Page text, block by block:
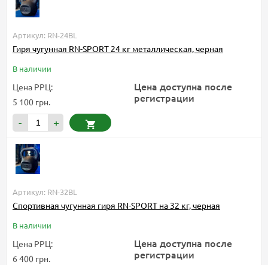
Артикул: RN-24BL
Гиря чугунная RN-SPORT 24 кг металлическая, черная
В наличии
Цена РРЦ:
5 100 грн.
Цена доступна после
регистрации
- +
Артикул: RN-32BL
Спортивная чугунная гиря RN-SPORT на 32 кг, черная
В наличии
Цена РРЦ:
6 400 грн.
Цена доступна после
регистрации